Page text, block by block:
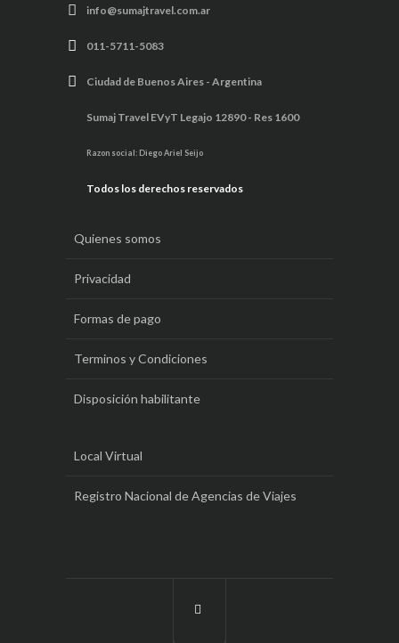
info@sumajtravel.com.ar
011-5711-5083
Ciudad de Buenos Aires - Argentina
Sumaj Travel EVyT Legajo 12890 - Res 1600
Razon social: Diego Ariel Seijo
Todos los derechos reservados
Quienes somos
Privacidad
Formas de pago
Terminos y Condiciones
Disposición habilitante
Local Virtual
Registro Nacional de Agencias de Viajes